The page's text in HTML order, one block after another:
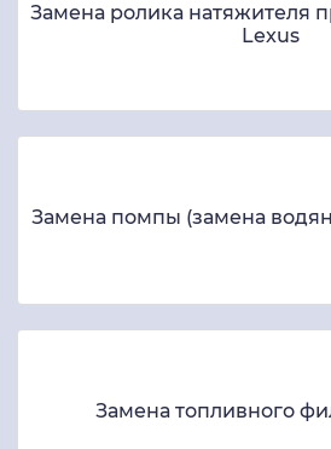
Замена ролика натяжителя
Lexus
Замена помпы (замена
Замена топливного